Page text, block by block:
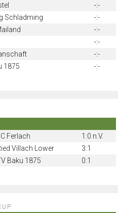
-:-
Schladming
-:-
-:-
-:-
-:-
1875 -:-
Ferlach
1:0 n.V.
Villach Lower
3:1
Baku 1875 0:1